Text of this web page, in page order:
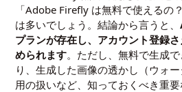
「Adobe Firefly は無料で使えるの
は多いでしょう。結論から言うと、
プランが存在し、アカウント登録
められます。ただし、無料で生成
り、生成した画像の透かし（ウォ
用の扱いなど、知っておくべき重